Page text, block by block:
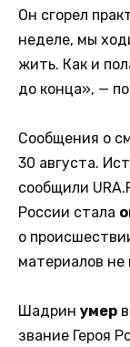
Он сгорел
неделе, мы
жить. Как и
до конца», —
Сообщения о
30 августа.
сообщили
России стала
о
материалов не
Шадрин умер
звание Героя